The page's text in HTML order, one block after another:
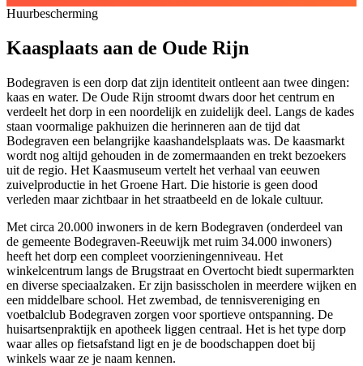
Huurbescherming
Kaasplaats aan de Oude Rijn
Bodegraven is een dorp dat zijn identiteit ontleent aan twee dingen:
kaas en water. De Oude Rijn stroomt dwars door het centrum en
verdeelt het dorp in een noordelijk en zuidelijk deel. Langs de kades
staan voormalige pakhuizen die herinneren aan de tijd dat
Bodegraven een belangrijke kaashandelsplaats was. De kaasmarkt
wordt nog altijd gehouden in de zomermaanden en trekt bezoekers
uit de regio. Het Kaasmuseum vertelt het verhaal van eeuwen
zuivelproductie in het Groene Hart. Die historie is geen dood
verleden maar zichtbaar in het straatbeeld en de lokale cultuur.
Met circa 20.000 inwoners in de kern Bodegraven (onderdeel van
de gemeente Bodegraven-Reeuwijk met ruim 34.000 inwoners)
heeft het dorp een compleet voorzieningenniveau. Het
winkelcentrum langs de Brugstraat en Overtocht biedt supermarkten
en diverse speciaalzaken. Er zijn basisscholen in meerdere wijken en
een middelbare school. Het zwembad, de tennisvereniging en
voetbalclub Bodegraven zorgen voor sportieve ontspanning. De
huisartsenpraktijk en apotheek liggen centraal. Het is het type dorp
waar alles op fietsafstand ligt en je de boodschappen doet bij
winkels waar ze je naam kennen.